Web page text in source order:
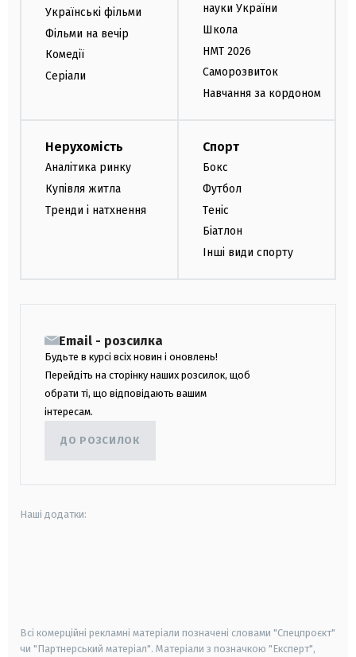
Українські фільми
Фільми на вечір
Комедії
Серіали
науки України
Школа
НМТ 2026
Саморозвиток
Навчання за кордоном
Нерухомість
Аналітика ринку
Купівля житла
Тренди і натхнення
Спорт
Бокс
Футбол
Теніс
Біатлон
Інші види спорту
Email - розсилка
Будьте в курсі всіх новин і оновлень!
Перейдіть на сторінку наших розсилок, щоб
обрати ті, що відповідають вашим
інтересам.
ДО РОЗСИЛОК
Наші додатки:
Всі комерційні рекламні матеріали позначені словами "Спецпроєкт"
чи "Партнерський матеріал". Матеріали з позначкою "Експерт",